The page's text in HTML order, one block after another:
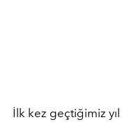
İlk kez geçtiğimiz